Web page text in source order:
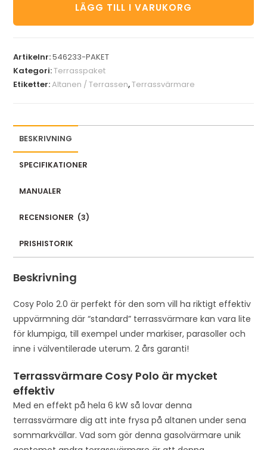
LÄGG TILL I VARUKORG
Artikelnr:546233-PAKET
Kategori:Terrasspaket
Etiketter:Altanen / Terrassen,Terrassvärmare
BESKRIVNING
SPECIFIKATIONER
MANUALER
RECENSIONER (3)
PRISHISTORIK
Beskrivning
Cosy Polo 2.0 är perfekt för den som vill ha riktigt effektiv
uppvärmning där “standard” terrassvärmare kan vara lite
för klumpiga, till exempel under markiser, parasoller och
inne i välventilerade uterum. 2 års garanti!
Terrassvärmare Cosy Polo är mycket
effektiv
Med en effekt på hela 6 kW så lovar denna
terrassvärmare dig att inte frysa på altanen under sena
sommarkvällar. Vad som gör denna gasolvärmare unik